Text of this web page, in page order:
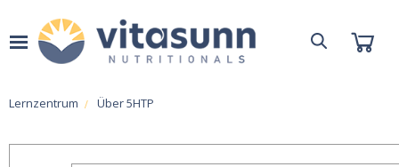
Lernzentrum Über 5HTP